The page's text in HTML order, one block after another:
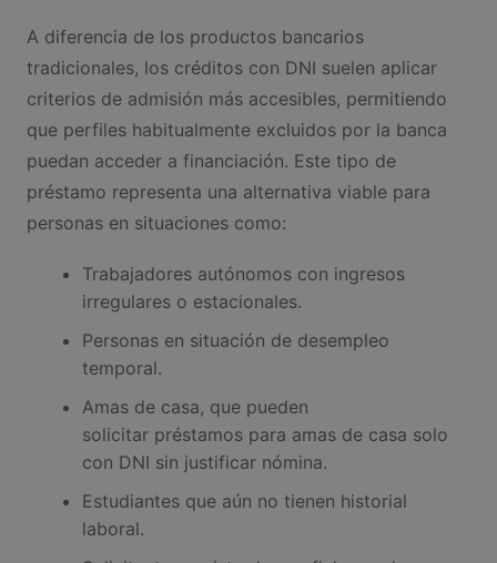
A diferencia de los productos bancarios
tradicionales, los créditos con DNI suelen aplicar
criterios de admisión más accesibles, permitiendo
que perfiles habitualmente excluidos por la banca
puedan acceder a financiación. Este tipo de
préstamo representa una alternativa viable para
personas en situaciones como:
Trabajadores autónomos con ingresos
irregulares o estacionales.
Personas en situación de desempleo
temporal.
Amas de casa, que pueden
solicitar préstamos para amas de casa solo
con DNI sin justificar nómina.
Estudiantes que aún no tienen historial
laboral.